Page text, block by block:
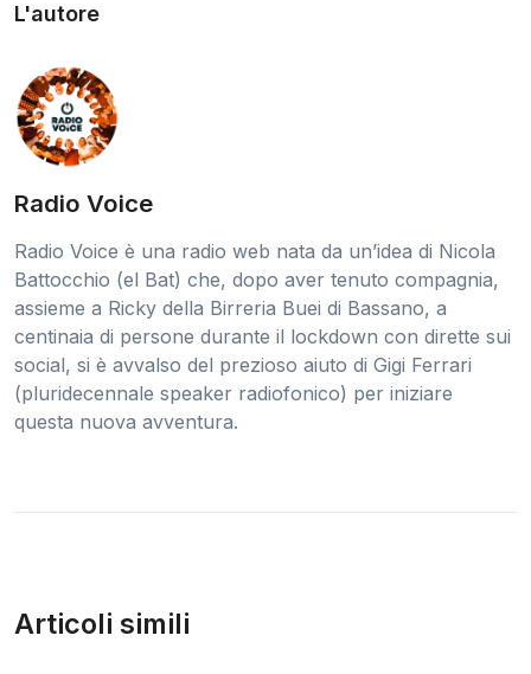
L'autore
Radio Voice
Radio Voice è una radio web nata da un’idea di Nicola
Battocchio (el Bat) che, dopo aver tenuto compagnia,
assieme a Ricky della Birreria Buei di Bassano, a
centinaia di persone durante il lockdown con dirette sui
social, si è avvalso del prezioso aiuto di Gigi Ferrari
(pluridecennale speaker radiofonico) per iniziare
questa nuova avventura.
Articoli simili